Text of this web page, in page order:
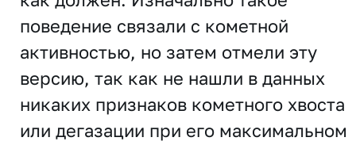
поведение связали с кометной
активностью, но затем отмели эту
версию, так как не нашли в данных
никаких признаков кометного хвоста
или дегазации при его максимальном